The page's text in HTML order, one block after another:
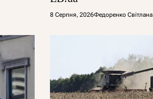
8 Серпня, 2026Федоренко Світлана